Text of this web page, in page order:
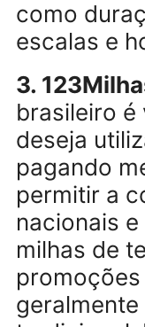
barato”.
e destino.
alerta de
confiável.
com
cost,
como
escalas e